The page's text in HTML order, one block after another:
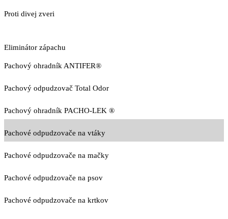
Proti divej zveri
Eliminátor zápachu
Pachový ohradník ANTIFER®
Pachový odpudzovač Total Odor
Pachový ohradník PACHO-LEK ®
Pachové odpudzovače na vtáky
Pachové odpudzovače na mačky
Pachové odpudzovače na psov
Pachové odpudzovače na krtkov